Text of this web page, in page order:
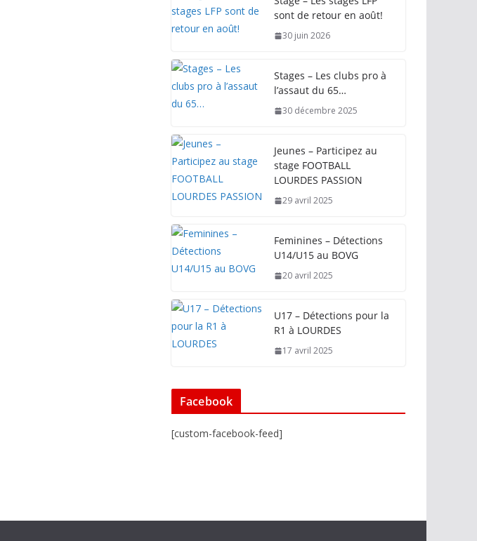
sont de retour en août!
30 juin 2026
Stages – Les clubs pro à
l’assaut du 65…
30 décembre 2025
Jeunes – Participez au
stage FOOTBALL
LOURDES PASSION
29 avril 2025
Feminines – Détections
U14/U15 au BOVG
20 avril 2025
U17 – Détections pour la
R1 à LOURDES
17 avril 2025
Facebook
[custom-facebook-feed]